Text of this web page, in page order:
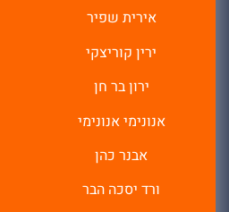
אירית שפיר
ירין קוריצקי
ירון בר חן
אנונימי אנונימי
אבנר כהן
ורד יסכה הבר